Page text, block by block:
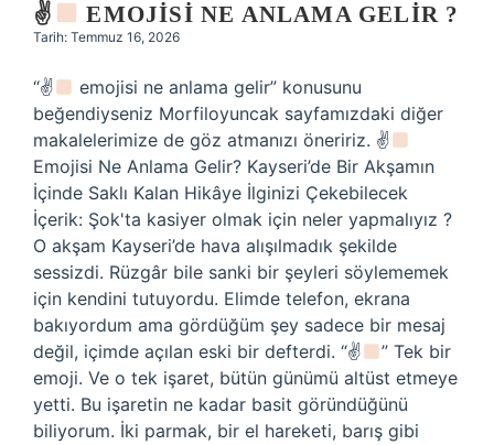
✌ EMOJISI NE ANLAMA GELIR ?
Tarih: Temmuz 16, 2026
“✌
emojisi ne anlama gelir” konusunu
beğendiyseniz Morfiloyuncak sayfamızdaki diğer
makalelerimize de göz atmanızı öneririz. ✌
Emojisi Ne Anlama Gelir? Kayseri’de Bir Akşamın
İçinde Saklı Kalan Hikâye İlginizi Çekebilecek
İçerik: Şok'ta kasiyer olmak için neler yapmalıyız ?
O akşam Kayseri’de hava alışılmadık şekilde
sessizdi. Rüzgâr bile sanki bir şeyleri söylememek
için kendini tutuyordu. Elimde telefon, ekrana
bakıyordum ama gördüğüm şey sadece bir mesaj
değil, içimde açılan eski bir defterdi. “✌
” Tek bir
emoji. Ve o tek işaret, bütün günümü altüst etmeye
yetti. Bu işaretin ne kadar basit göründüğünü
biliyorum. İki parmak, bir el hareketi, barış gibi